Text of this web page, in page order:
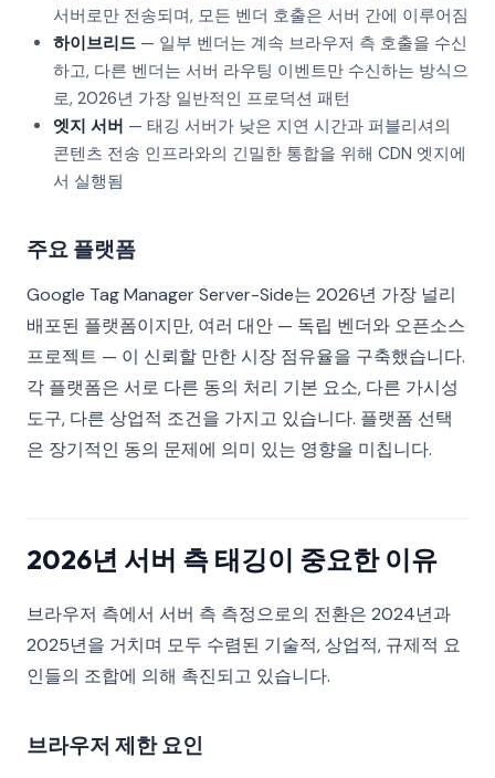
서버로만 전송되며, 모든 벤더 호출은 서버 간에 이루어짐
하이브리드 — 일부 벤더는 계속 브라우저 측 호출을 수신
하고, 다른 벤더는 서버 라우팅 이벤트만 수신하는 방식으
로, 2026년 가장 일반적인 프로덕션 패턴
엣지 서버 — 태깅 서버가 낮은 지연 시간과 퍼블리셔의
콘텐츠 전송 인프라와의 긴밀한 통합을 위해 CDN 엣지에
서 실행됨
주요 플랫폼
Google Tag Manager Server-Side는 2026년 가장 널리
배포된 플랫폼이지만, 여러 대안 — 독립 벤더와 오픈소스
프로젝트 — 이 신뢰할 만한 시장 점유율을 구축했습니다.
각 플랫폼은 서로 다른 동의 처리 기본 요소, 다른 가시성
도구, 다른 상업적 조건을 가지고 있습니다. 플랫폼 선택
은 장기적인 동의 문제에 의미 있는 영향을 미칩니다.
2026년 서버 측 태깅이 중요한 이유
브라우저 측에서 서버 측 측정으로의 전환은 2024년과
2025년을 거치며 모두 수렴된 기술적, 상업적, 규제적 요
인들의 조합에 의해 촉진되고 있습니다.
브라우저 제한 요인